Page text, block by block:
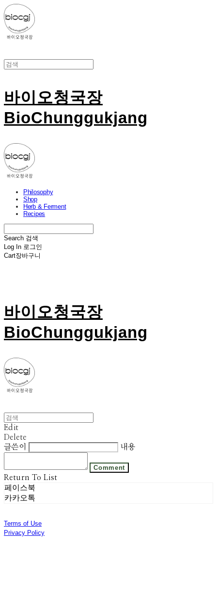
바이오청국장
BioChunggukjang
Philosophy
Shop
Herb & Ferment
Recipes
Search 검색
Log In 로그인
Cart장바구니
바이오청국장
BioChunggukjang
Edit
Delete
글쓴이
내용
Comment
Return To List
페이스북
카카오톡
Terms of Use
Privacy Policy